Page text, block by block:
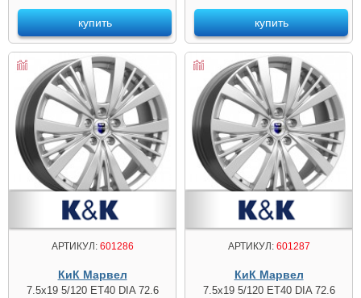
купить купить
АРТИКУЛ:601286
КиК Марвел
7.5x19 5/120 ET40 DIA 72.6
АРТИКУЛ:601287
КиК Марвел
7.5x19 5/120 ET40 DIA 72.6